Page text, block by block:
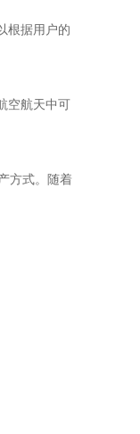
根据用户的
空航天中可
方式。随着